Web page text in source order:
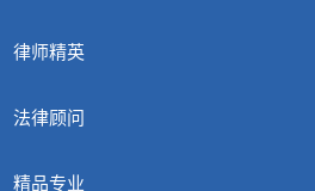
律师精英
法律顾问
精品专业